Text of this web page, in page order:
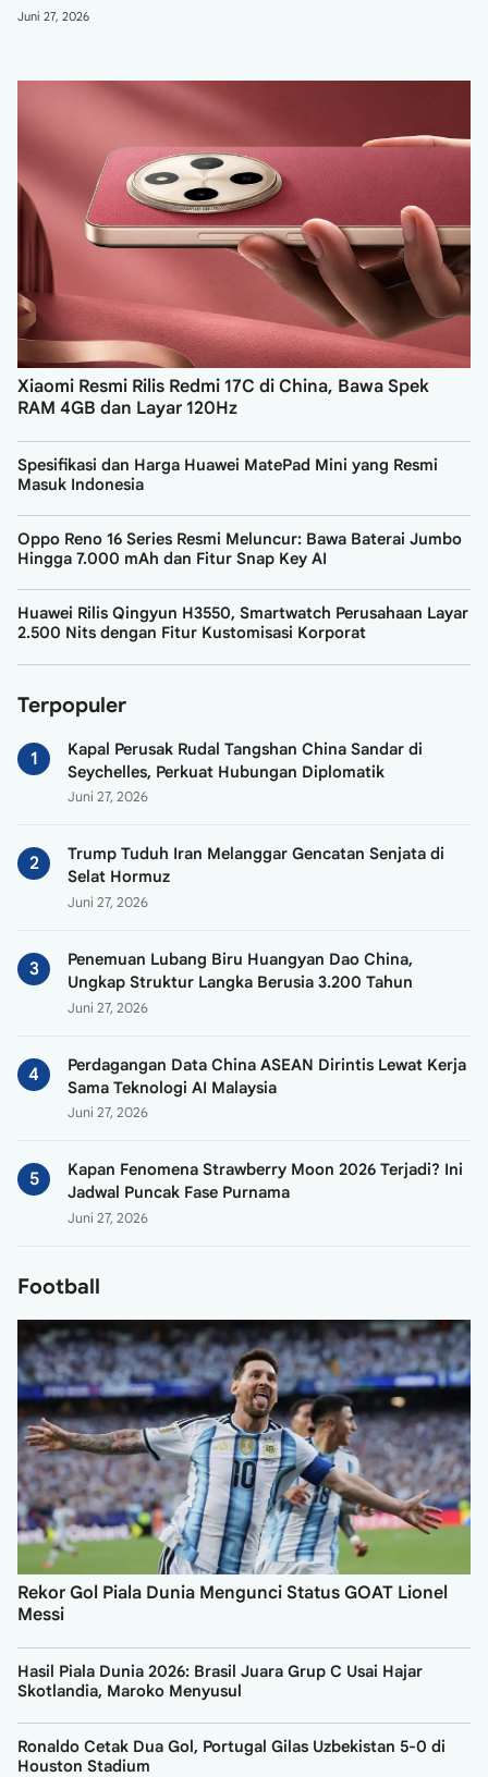
Juni 27, 2026
Xiaomi Resmi Rilis Redmi 17C di China, Bawa Spek
RAM 4GB dan Layar 120Hz
Spesifikasi dan Harga Huawei MatePad Mini yang Resmi
Masuk Indonesia
Oppo Reno 16 Series Resmi Meluncur: Bawa Baterai Jumbo
Hingga 7.000 mAh dan Fitur Snap Key AI
Huawei Rilis Qingyun H3550, Smartwatch Perusahaan Layar
2.500 Nits dengan Fitur Kustomisasi Korporat
Terpopuler
Kapal Perusak Rudal Tangshan China Sandar di
Seychelles, Perkuat Hubungan Diplomatik
Juni 27, 2026
Trump Tuduh Iran Melanggar Gencatan Senjata di
Selat Hormuz
Juni 27, 2026
Penemuan Lubang Biru Huangyan Dao China,
Ungkap Struktur Langka Berusia 3.200 Tahun
Juni 27, 2026
Perdagangan Data China ASEAN Dirintis Lewat Kerja
Sama Teknologi AI Malaysia
Juni 27, 2026
Kapan Fenomena Strawberry Moon 2026 Terjadi? Ini
Jadwal Puncak Fase Purnama
Juni 27, 2026
Football
Rekor Gol Piala Dunia Mengunci Status GOAT Lionel
Messi
Hasil Piala Dunia 2026: Brasil Juara Grup C Usai Hajar
Skotlandia, Maroko Menyusul
Ronaldo Cetak Dua Gol, Portugal Gilas Uzbekistan 5-0 di
Houston Stadium